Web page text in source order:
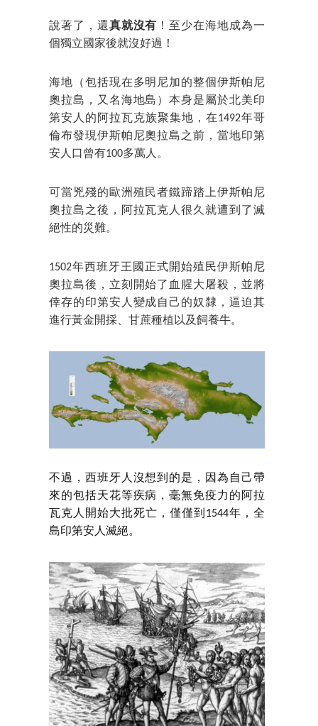
說著了，還真就沒有 ！至少在海地成為一
個獨立國家後就沒好過！
海地（包括現在多明尼加的整個伊斯帕尼
奧拉島，又名海地島）本身是屬於北美印
第安人的阿拉瓦克族聚集地，在1492年哥
倫布發現伊斯帕尼奧拉島之前，當地印第
安人口曾有100多萬人。
可當兇殘的歐洲殖民者鐵蹄踏上伊斯帕尼
奧拉島之後，阿拉瓦克人很久就遭到了滅
絕性的災難。
1502年西班牙王國正式開始殖民伊斯帕尼
奧拉島後，立刻開始了血腥大屠殺，並將
倖存的印第安人變成自己的奴隸，逼迫其
進行黃金開採、甘蔗種植以及飼養牛。
不過，西班牙人沒想到的是，因為自己帶
來的包括天花等疾病，毫無免疫力的阿拉
瓦克人開始大批死亡，僅僅到1544年，全
島印第安人滅絕。